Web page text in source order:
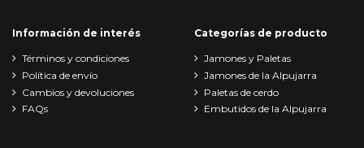
Información de interés
Términos y condiciones
Política de envío
Cambios y devoluciones
FAQs
Categorías de producto
Jamones y Paletas
Jamones de la Alpujarra
Paletas de cerdo
Embutidos de la Alpujarra